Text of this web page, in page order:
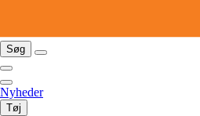
Søg
Nyheder
Tøj